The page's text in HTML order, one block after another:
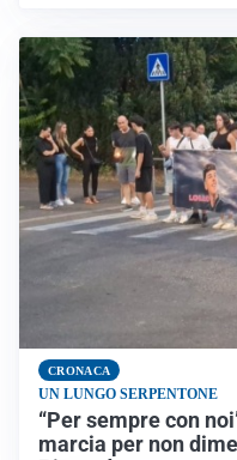
CRONACA
UN LUNGO SERPENTONE
“Per sempre con
marcia per non